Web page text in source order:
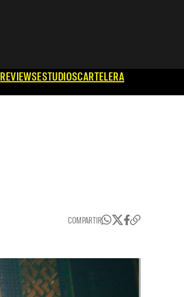
REVIEWSESTUDIOSCARTELERA
COMPARTIR